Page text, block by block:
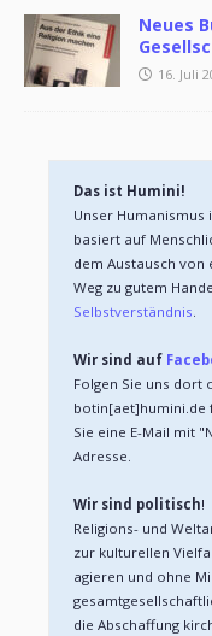
Neues
16. Juli
Das ist Humini!
Unser Humanismus
basiert auf
dem Austausch von
Weg zu gutem
Selbstverständnis.
Wir sind auf
Folgen Sie uns dort
botin[aet]humini.de
Sie eine E-Mail mit
Adresse.
Wir sind politisch!
Religions- und
zur kulturellen
agieren und ohne
die Abschaffung